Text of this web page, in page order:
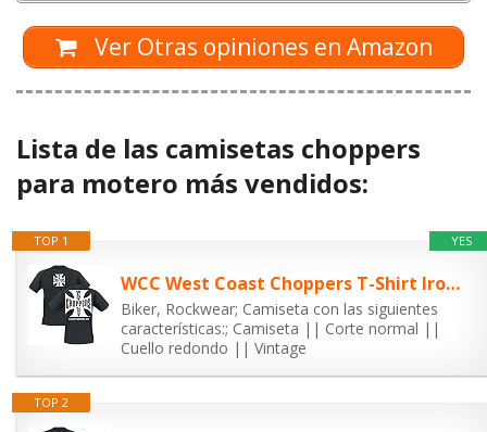
Ver Otras opiniones en Amazon
Lista de las camisetas choppers
para motero más vendidos:
YES
TOP 1
WCC West Coast Choppers T-Shirt Iron Cross schwarz-M
Biker, Rockwear; Camiseta con las siguientes
características:; Camiseta || Corte normal ||
Cuello redondo || Vintage
TOP 2